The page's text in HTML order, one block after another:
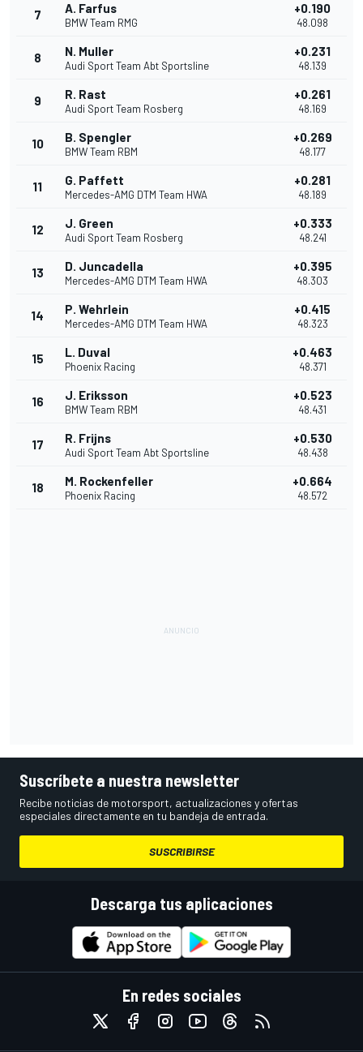
7 A. Farfus
BMW Team RMG
+0.190
48.098
8 N. Muller
Audi Sport Team Abt Sportsline
+0.231
48.139
9 R. Rast
Audi Sport Team Rosberg
+0.261
48.169
10 B. Spengler
BMW Team RBM
+0.269
48.177
11 G. Paffett
Mercedes-AMG DTM Team HWA
+0.281
48.189
12 J. Green
Audi Sport Team Rosberg
+0.333
48.241
13 D. Juncadella
Mercedes-AMG DTM Team HWA
+0.395
48.303
14 P. Wehrlein
Mercedes-AMG DTM Team HWA
+0.415
48.323
15 L. Duval
Phoenix Racing
+0.463
48.371
16 J. Eriksson
BMW Team RBM
+0.523
48.431
17 R. Frijns
Audi Sport Team Abt Sportsline
+0.530
48.438
18 M. Rockenfeller
Phoenix Racing
+0.664
48.572
Suscríbete a nuestra newsletter
Recibe noticias de motorsport, actualizaciones y ofertas
especiales directamente en tu bandeja de entrada.
SUSCRIBIRSE
Descarga tus aplicaciones
En redes sociales